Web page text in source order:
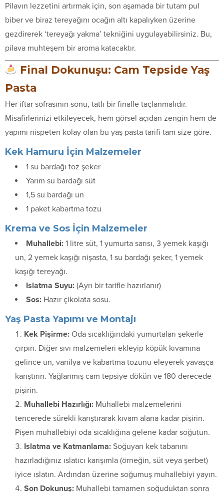
Pilavın lezzetini artırmak için, son aşamada bir tutam pul
biber ve biraz tereyağını ocağın altı kapalıyken üzerine
gezdirerek ‘tereyağı yakma’ tekniğini uygulayabilirsiniz. Bu,
pilava muhteşem bir aroma katacaktır.
Final Dokunuşu: Cam Tepside Yaş
Pasta
Her iftar sofrasının sonu, tatlı bir finalle taçlanmalıdır.
Misafirlerinizi etkileyecek, hem görsel açıdan zengin hem de
yapımı nispeten kolay olan bu yaş pasta tarifi tam size göre.
Kek Hamuru İçin Malzemeler
1 su bardağı toz şeker
Yarım su bardağı süt
1,5 su bardağı un
1 paket kabartma tozu
Krema ve Sos İçin Malzemeler
Muhallebi: 1 litre süt, 1 yumurta sarısı, 3 yemek kaşığı
un, 2 yemek kaşığı nişasta, 1 su bardağı şeker, 1 yemek
kaşığı tereyağı.
Islatma Suyu: (Ayrı bir tarifle hazırlanır)
Sos: Hazır çikolata sosu.
Yaş Pasta Yapımı ve Montajı
Kek Pişirme: Oda sıcaklığındaki yumurtaları şekerle
çırpın. Diğer sıvı malzemeleri ekleyip köpük kıvamına
gelince un, vanilya ve kabartma tozunu eleyerek yavaşça
karıştırın. Yağlanmış cam tepsiye dökün ve 180 derecede
pişirin.
Muhallebi Hazırlığı: Muhallebi malzemelerini
tencerede sürekli karıştırarak kıvam alana kadar pişirin.
Pişen muhallebiyi oda sıcaklığına gelene kadar soğutun.
Islatma ve Katmanlama: Soğuyan kek tabanını
hazırladığınız ıslatıcı karışımla (örneğin, süt veya şerbet)
iyice ıslatın. Ardından üzerine soğumuş muhallebiyi yayın.
Son Dokunuş: Muhallebi tamamen soğuduktan sonra